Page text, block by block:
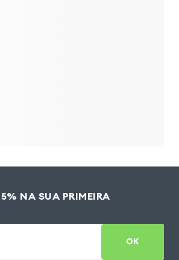
NA SUA PRIMEIRA
OK